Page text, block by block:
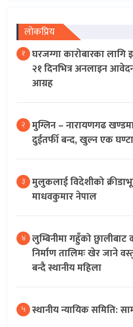
लोकप्रिय
१ घरजग्गा कारोबारका लागि
२१ दिनभित्र अनलाइन
आग्रह
२ मुग्लिन – नारायणगढ
दुईतर्फी बन्द, खुल्न एक
३ मुलुकलाई विदेशीको
माधवकुमार नेपाल
४ लुम्बिनीमा गहुँको
निर्माण तालिमः खेर जाने
बन्दै स्थानीय महिला
५ स्थानीय न्यायिक समिति: